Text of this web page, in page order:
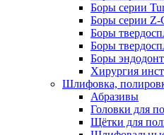
Боры серии
Боры серии Z-
Боры
Боры
Боры
Хирургия
Шлифовка,
Абразивы
Головки для
Щётки для